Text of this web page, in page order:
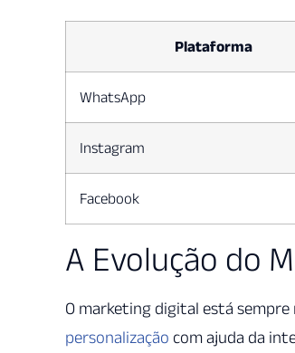
Plataforma
WhatsApp
Instagram
Facebook
A Evolução do
O marketing digital está sempre
personalização com ajuda da